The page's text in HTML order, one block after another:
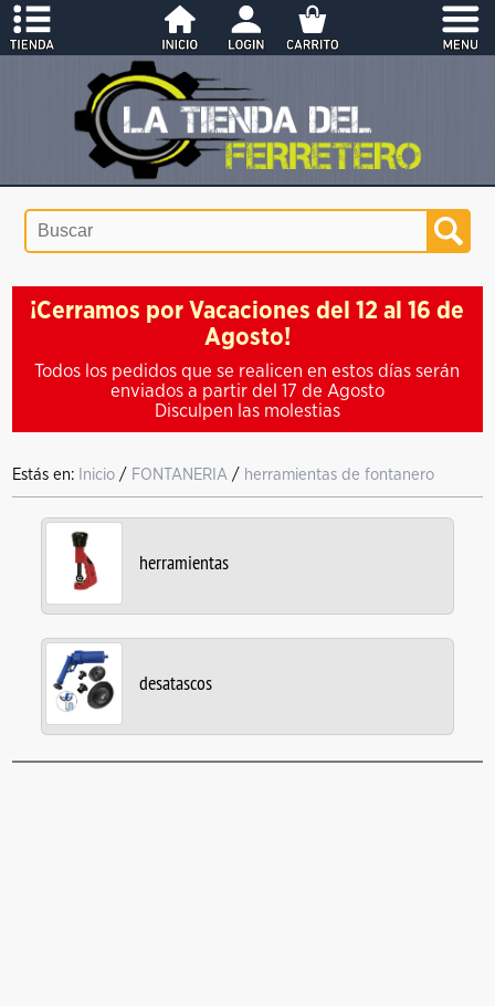
¡Cerramos por Vacaciones del 12 al 16 de
Agosto!
Todos los pedidos que se realicen en estos días serán
enviados a partir del 17 de Agosto
Disculpen las molestias
Estás en: Inicio / FONTANERIA / herramientas de fontanero
herramientas
desatascos